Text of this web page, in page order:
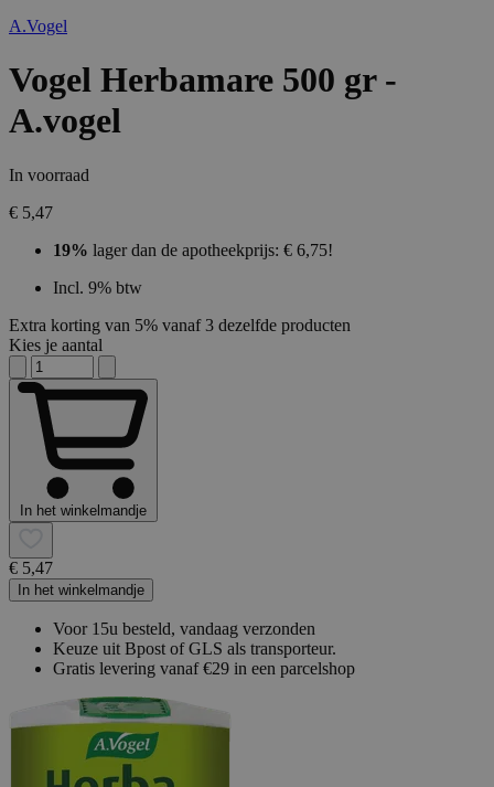
A.Vogel
Vogel Herbamare 500 gr -
A.vogel
In voorraad
€ 5,47
19% lager dan de apotheekprijs: € 6,75!
Incl. 9% btw
Extra korting van 5% vanaf 3 dezelfde producten
Kies je aantal
In het winkelmandje
€ 5,47
In het winkelmandje
Voor 15u besteld, vandaag verzonden
Keuze uit Bpost of GLS als transporteur.
Gratis levering vanaf €29 in een parcelshop